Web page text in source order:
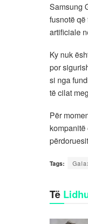
Samsung
fusnotë që
artificiale
Ky nuk
por
si nga
të cilat
Për
Tags:
Të